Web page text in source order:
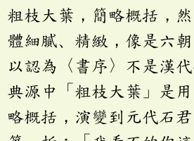
粗枝大葉，簡略概括，
體細膩、精緻，像是六
以認為〈書序〉不是漢代
典源中「粗枝大葉」是
略概括，演變到元代石君